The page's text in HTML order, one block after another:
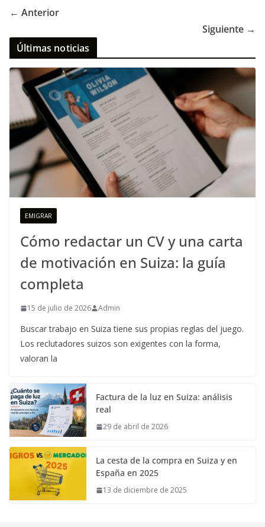
← Anterior
Siguiente →
Últimas noticias
EMIGRAR
Cómo redactar un CV y una carta
de motivación en Suiza: la guía
completa
15 de julio de 2026 Admin
Buscar trabajo en Suiza tiene sus propias reglas del juego.
Los reclutadores suizos son exigentes con la forma,
valoran la
Factura de la luz en Suiza: análisis
real
29 de abril de 2026
La cesta de la compra en Suiza y en
España en 2025
13 de diciembre de 2025